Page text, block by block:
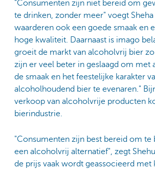
"Consumenten zijn niet bereid om
te drinken, zonder meer" voegt Sheha
waarderen ook een goede smaak en
hoge kwaliteit. Daarnaast is imago
groeit de markt van alcoholvrij bier
zijn er veel beter in geslaagd om met
de smaak en het feestelijke karakter
alcoholhoudend bier te evenaren."
verkoop van alcoholvrije producten
bierindustrie.
"Consumenten zijn best bereid om te
een alcoholvrij alternatief", zegt
de prijs vaak wordt geassocieerd met